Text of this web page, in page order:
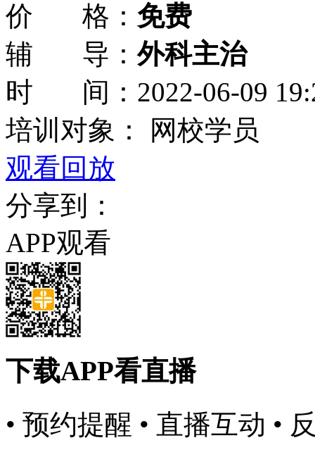
价 格： 免费
辅 导：外科主治
时 间： 2022-06-09
培训对象：
网校学员
观看回放
分享到：
APP观看
下载APP看直播
• 预约提醒 • 直播互动 •